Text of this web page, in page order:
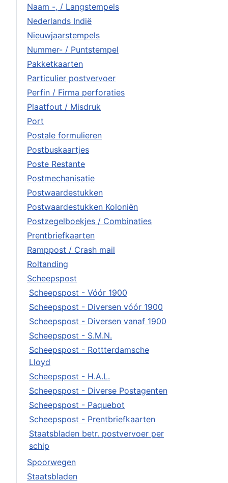
Naam -, / Langstempels
Nederlands Indië
Nieuwjaarstempels
Nummer- / Puntstempel
Pakketkaarten
Particulier postvervoer
Perfin / Firma perforaties
Plaatfout / Misdruk
Port
Postale formulieren
Postbuskaartjes
Poste Restante
Postmechanisatie
Postwaardestukken
Postwaardestukken Koloniën
Postzegelboekjes / Combinaties
Prentbriefkaarten
Ramppost / Crash mail
Roltanding
Scheepspost
Scheepspost - Vóór 1900
Scheepspost - Diversen vóór 1900
Scheepspost - Diversen vanaf 1900
Scheepspost - S.M.N.
Scheepspost - Rottterdamsche
Lloyd
Scheepspost - H.A.L.
Scheepspost - Diverse Postagenten
Scheepspost - Paquebot
Scheepspost - Prentbriefkaarten
Staatsbladen betr. postvervoer per
schip
Spoorwegen
Staatsbladen